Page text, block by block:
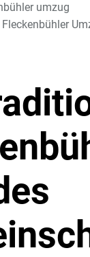
umzug